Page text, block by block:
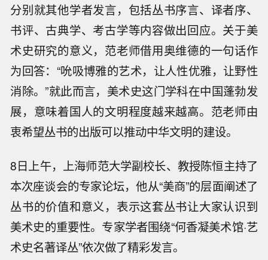
分别就其他学者发言，包括丛书序言、译者序、
书评、古典学、考古学等内容做出回应。关于美
术史研究的意义，范老师借用奥维德的一句话作
为回答：“吮吸博雅的艺术，让人性优雅，让野性
消除。”就此而言，美术史这门学科在中国蓬勃发
展，意味着国人的文明程度越来越高。范老师由
衷希望丛书的出版可以推动中华文明的建设。
8日上午，上海师范大学副校长、教授陈恒主持了
本次座谈会的专家论坛，他从“美商”的层面阐述了
丛书的价值和意义，表示这套丛书让大家认识到
美术史的重要性。专家学者围绕“何香凝美术馆·艺
术史名著译丛”依次做了精彩发言。